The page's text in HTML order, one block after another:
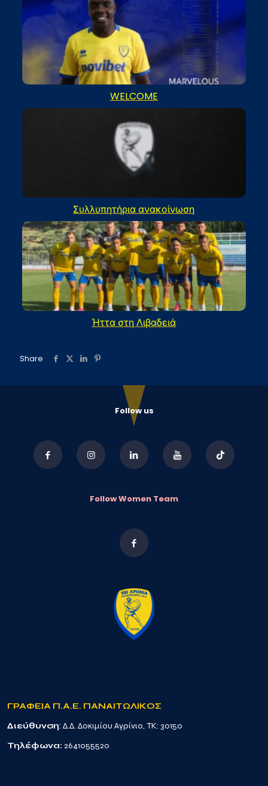
WELCOME
Συλλυπητήρια ανακοίνωση
Ήττα στη Λιβαδειά
Share
Follow us
Follow Women Team
ΓΡΑΦΕΙΑ Π.Α.Ε. ΠΑΝΑΙΤΩΛΙΚΟΣ
Διεύθυνση: Δ.Δ. Δοκιμίου Αγρίνιο, TK: 30150
Τηλέφωνα: 2641055520